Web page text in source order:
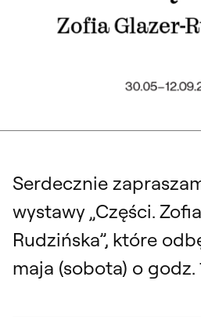
Serdecznie
wystawy „Części.
Rudzińska”, które
maja (sobota) o godz.